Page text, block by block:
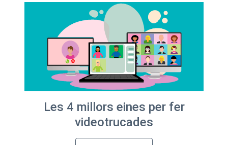
Les 4 millors eines per fer
videotrucades